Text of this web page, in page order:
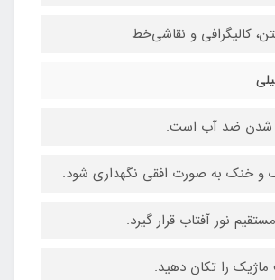
کالیگرافی و نقاشی‌خط
شدن ضد آب است.
خنک به صورت افقی نگهداری شود.
نور آفتاب قرار گیرد.
را تکان دهید.